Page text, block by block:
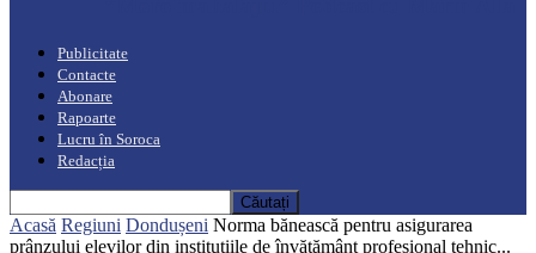
Publicitate
Contacte
Abonare
Rapoarte
Lucru în Soroca
Redacția
Acasă Regiuni Dondușeni Norma bănească pentru asigurarea
prânzului elevilor din instituțiile de învățământ profesional tehnic...